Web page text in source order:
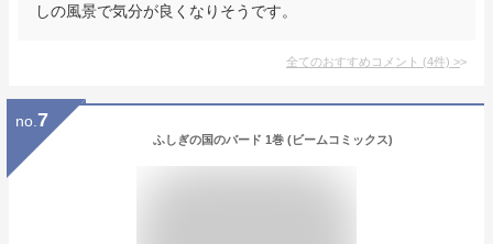
しの風景で気分が良くなりそうです。
全てのおすすめコメント (4件) >
no. 7
ふしぎの国のバード 1巻 (ビームコミックス)